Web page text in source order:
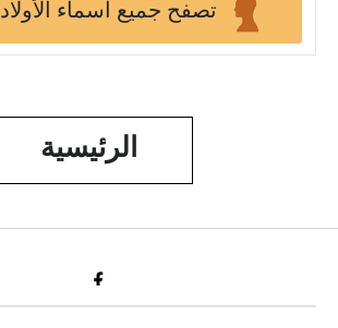
تصفح جميع أسماء الأولاد
الرئيسية
Fac